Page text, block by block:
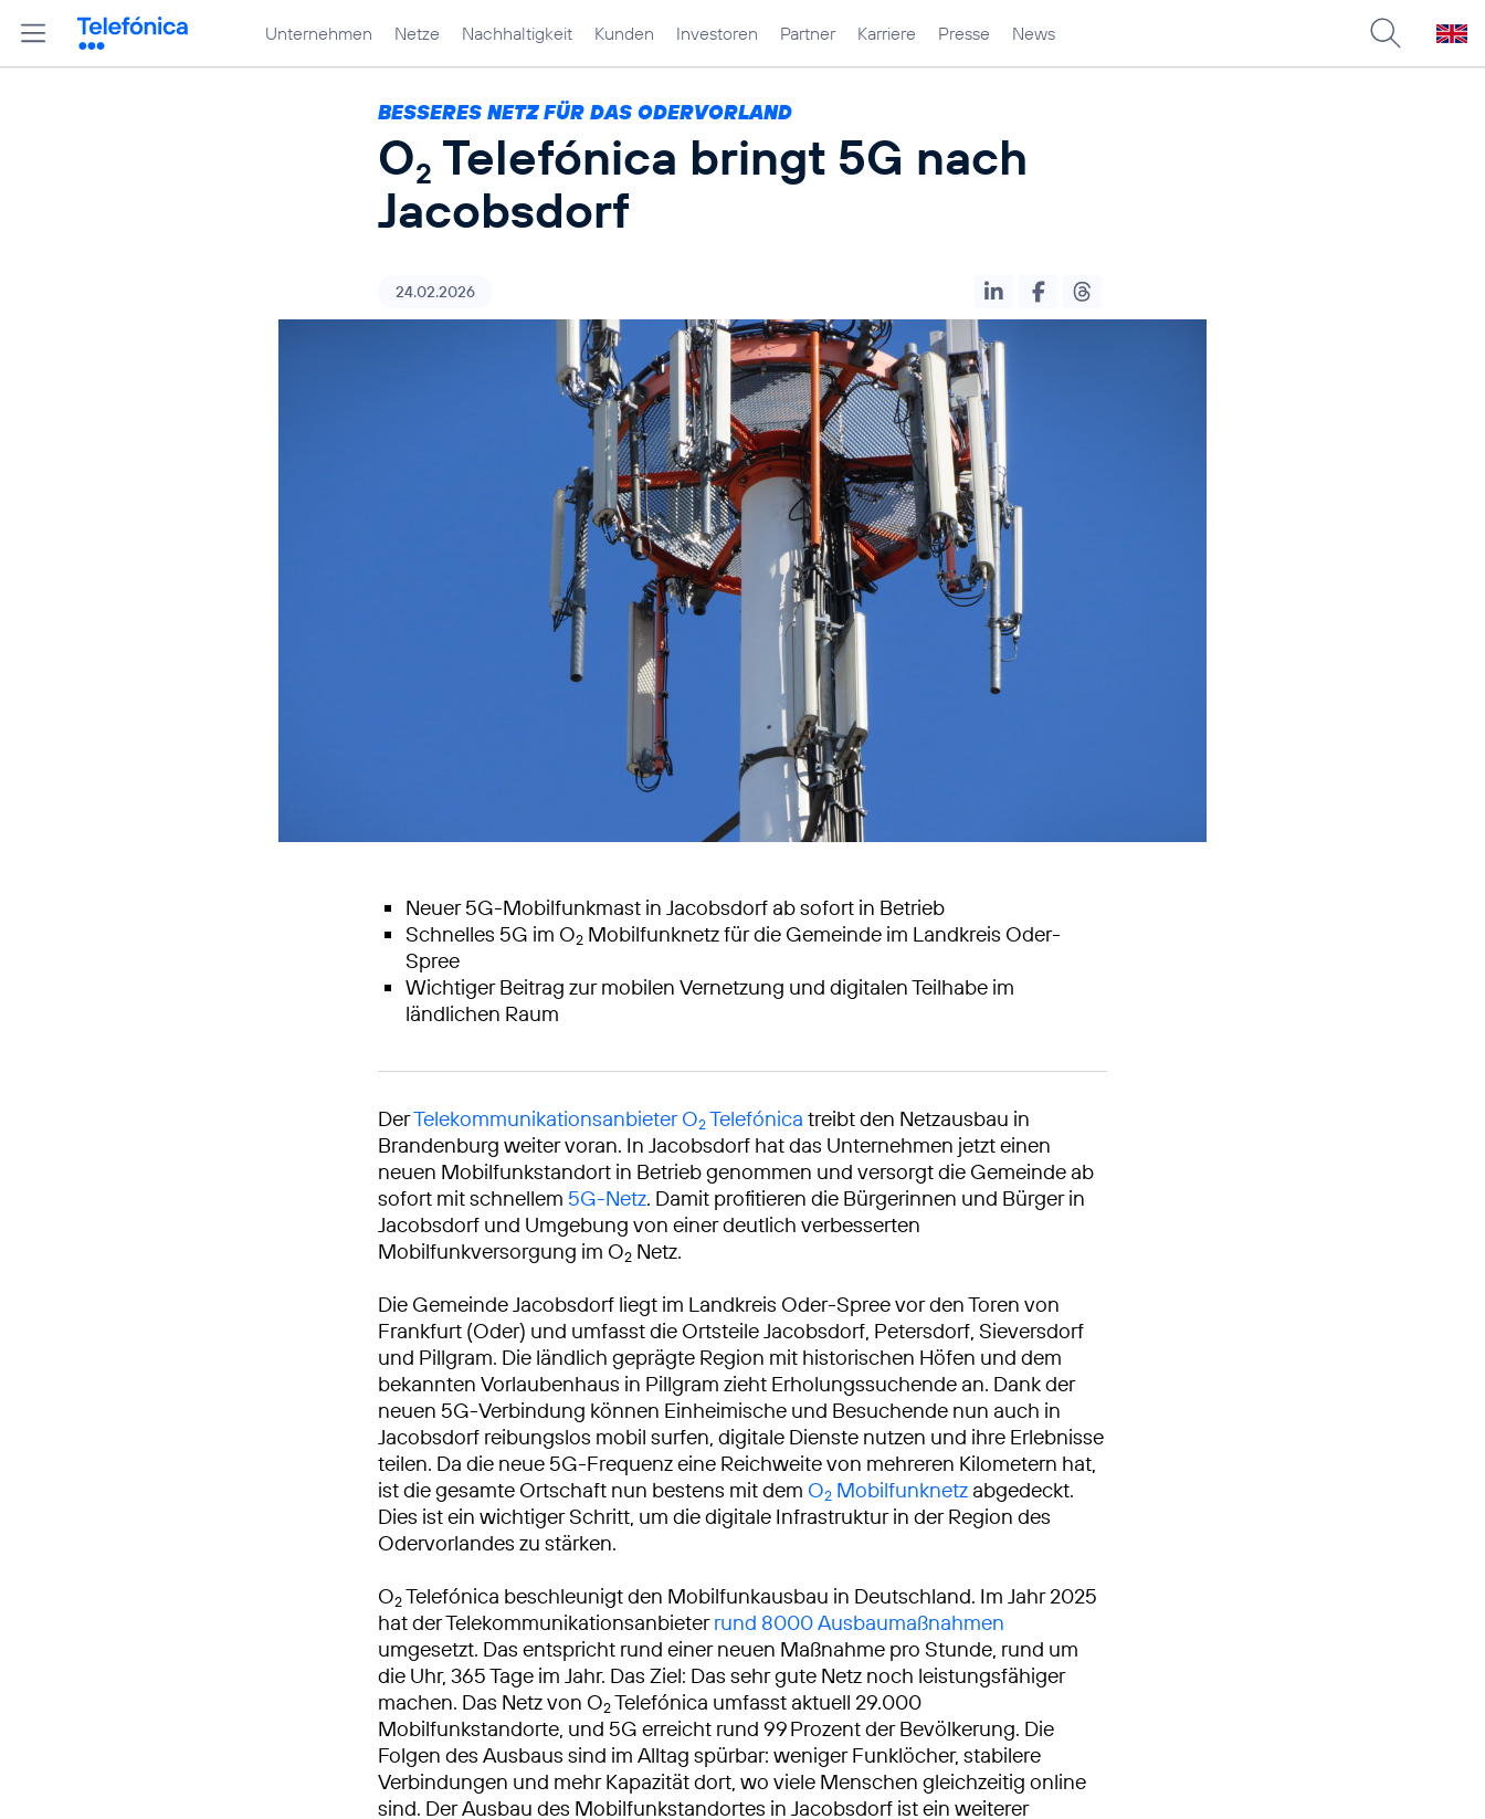
Unternehmen Netze Nachhaltigkeit Kunden Investoren Partner Karriere Presse News
BESSERES NETZ FÜR DAS ODERVORLAND
O2 Telefónica bringt 5G nach
Jacobsdorf
24.02.2026
Neuer 5G-Mobilfunkmast in Jacobsdorf ab sofort in Betrieb
Schnelles 5G im O2 Mobilfunknetz für die Gemeinde im Landkreis Oder-
Spree
Wichtiger Beitrag zur mobilen Vernetzung und digitalen Teilhabe im
ländlichen Raum
DerTelekommunikationsanbieter O2Telefónica treibt den Netzausbau in
Brandenburg weiter voran. In Jacobsdorf hat das Unternehmen jetzt einen
neuen Mobilfunkstandort in Betrieb genommen und versorgt die Gemeinde ab
sofort mit schnellem 5G-Netz. Damit profitieren die Bürgerinnen und Bürger in
Jacobsdorf und Umgebung von einer deutlich verbesserten
Mobilfunkversorgung im O2 Netz.
Die Gemeinde Jacobsdorf liegt im Landkreis Oder-Spree vor den Toren von
Frankfurt (Oder) und umfasst die Ortsteile Jacobsdorf, Petersdorf, Sieversdorf
und Pillgram. Die ländlich geprägte Region mit historischen Höfen und dem
bekannten Vorlaubenhaus in Pillgram zieht Erholungssuchende an. Dank der
neuen 5G-Verbindung können Einheimische und Besuchende nun auch in
Jacobsdorf reibungslos mobil surfen, digitale Dienste nutzen und ihre Erlebnisse
teilen. Da die neue 5G-Frequenz eine Reichweite von mehreren Kilometern hat,
ist die gesamte Ortschaft nun bestens mit dem O2 Mobilfunknetz abgedeckt.
Dies ist ein wichtiger Schritt, um die digitale Infrastruktur in der Region des
Odervorlandes zu stärken.
O2Telefónica beschleunigt den Mobilfunkausbau in Deutschland. Im Jahr 2025
hat der Telekommunikationsanbieterrund 8000 Ausbaumaßnahmen
umgesetzt. Das entspricht rund einer neuen Maßnahme pro Stunde, rund um
die Uhr, 365 Tage im Jahr. Das Ziel: Das sehr gute Netz noch leistungsfähiger
machen. Das Netz von O2Telefónica umfasst aktuell 29.000
Mobilfunkstandorte, und 5G erreicht rund 99 Prozent der Bevölkerung. Die
Folgen des Ausbaus sind im Alltag spürbar: weniger Funklöcher, stabilere
Verbindungen und mehr Kapazität dort, wo viele Menschen gleichzeitig online
sind. Der Ausbau des Mobilfunkstandortes in Jacobsdorf ist ein weiterer